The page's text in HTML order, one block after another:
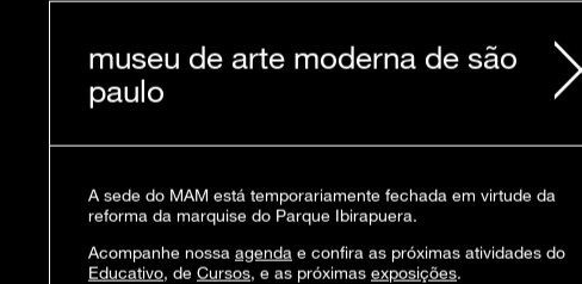
multi artista, trans não binária, 27
bailarina e coreógrafa nasceu e
nas danças clássicas e urbanas
Atividade presencial e gratuita,
Para
48h de antecedência. Para
Essa atividade faz parte do
museu de arte moderna de são
paulo
A sede do MAM está temporariamente fechada em virtude da
reforma da marquise do Parque Ibirapuera.
Acompanhe nossa agenda e confira as próximas atividades do
Educativo, de Cursos, e as próximas exposições.